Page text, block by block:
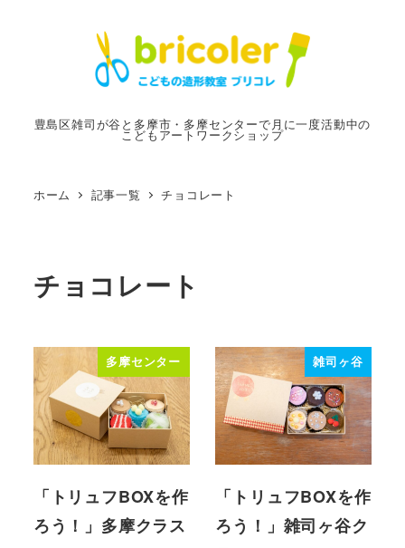
豊島区雑司が谷と多摩市・多摩センターで月に一度活動中の
こどもアートワークショップ
ホーム 記事一覧 チョコレート
チョコレート
多摩センター
「トリュフBOXを作
ろう！」多摩クラス
雑司ヶ谷
「トリュフBOXを作
ろう！」雑司ヶ谷ク